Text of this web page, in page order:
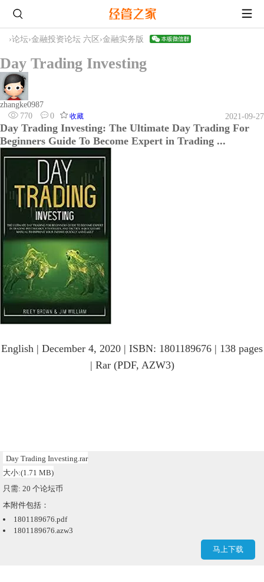
›论坛›金融投资论坛 六区 ›金融实务版
Day Trading Investing
zhangke0987
770
0 收藏 2021-09-27
Day Trading Investing: The Ultimate Day Trading For
Beginners Guide To Become Expert in Trading ...
English | December 4, 2020 | ISBN: 1801189676 | 138 pages
| Rar (PDF, AZW3)
Day Trading Investing.rar
大小:(1.71 MB)
只需: 20 个论坛币
马上下载
本附件包括：
1801189676.pdf
1801189676.azw3